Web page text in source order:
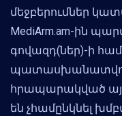
մեջբերումներ
MediArm.am-ին
գովազդ(ներ)-ի
հրապարակված
են չհամընկնել